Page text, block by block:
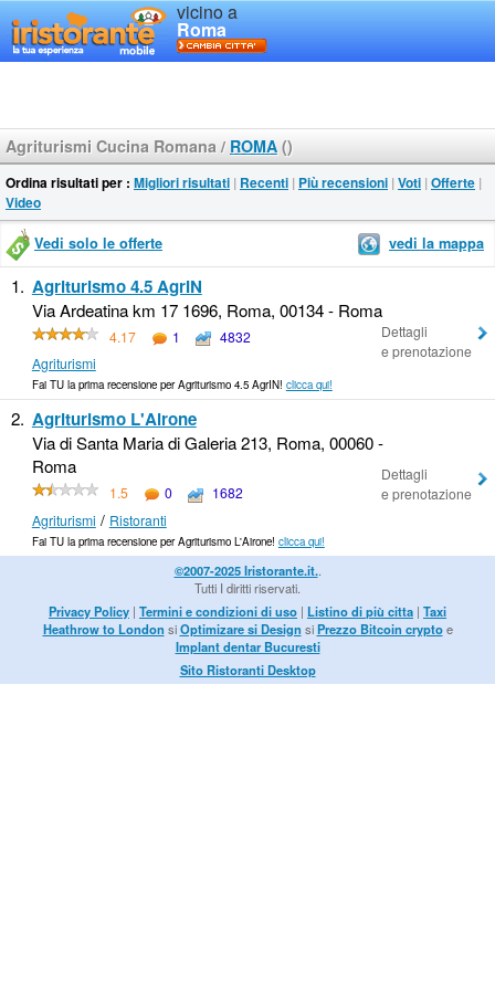
vicino a
Roma
Agriturismi Cucina Romana / ROMA ()
Ordina risultati per : Migliori risultati | Recenti | Più recensioni | Voti | Offerte |
Video
Vedi solo le offerte vedi la mappa
1. Agriturismo 4.5 AgrIN
Via Ardeatina km 17 1696, Roma, 00134 - Roma
4.17 1
4832
Agriturismi
Dettagli
e prenotazione
Fai TU la prima recensione per Agriturismo 4.5 AgrIN! clicca qui!
2. Agriturismo L'Airone
Via di Santa Maria di Galeria 213, Roma, 00060 -
Roma
1.5 0
1682
Agriturismi / Ristoranti
Dettagli
e prenotazione
Fai TU la prima recensione per Agriturismo L'Airone! clicca qui!
©2007-2025 Iristorante.it..
Tutti I diritti riservati.
Privacy Policy | Termini e condizioni di uso | Listino di più citta | Taxi
Heathrow to London siOptimizare si Design siPrezzo Bitcoin cryptoe
Implant dentar Bucuresti
Sito Ristoranti Desktop